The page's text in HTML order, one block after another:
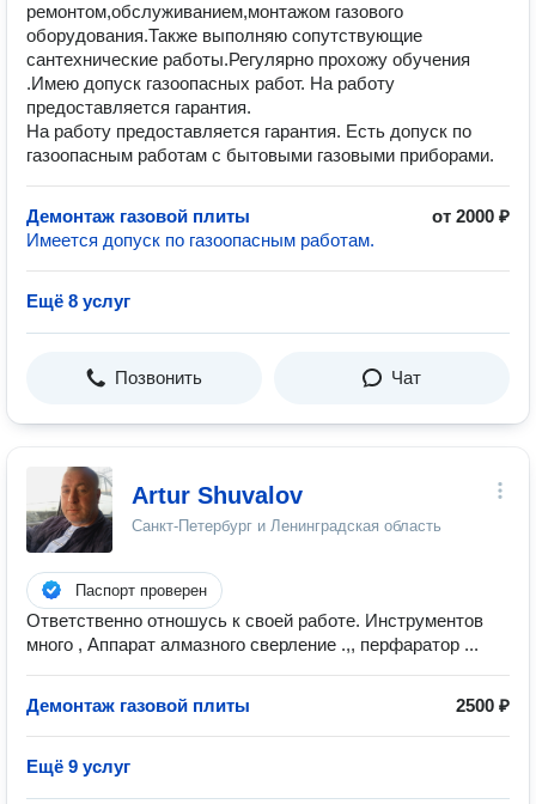
ремонтом,обслуживанием,монтажом газового
оборудования.Также выполняю сопутствующие
сантехнические работы.Регулярно прохожу обучения
.Имею допуск газоопасных работ. На работу
предоставляется гарантия.
На работу предоставляется гарантия. Есть допуск по
газоопасным работам с бытовыми газовыми приборами.
Демонтаж газовой плиты
от 2000 ₽
Имеется допуск по газоопасным работам.
Ещё 8 услуг
Позвонить Чат
Artur Shuvalov
Санкт-Петербург и Ленинградская область
Паспорт проверен
Ответственно отношусь к своей работе. Инструментов
много , Аппарат алмазного сверление .,, перфаратор ...
Демонтаж газовой плиты 2500 ₽
Ещё 9 услуг